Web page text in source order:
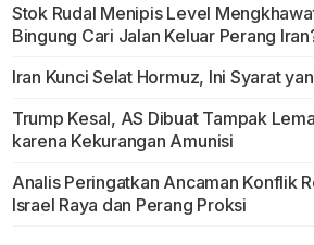
Stok Rudal Menipis Level
Bingung Cari Jalan Keluar Perang
Iran Kunci Selat Hormuz, Ini Syarat
Trump Kesal, AS Dibuat Tampak
karena Kekurangan Amunisi
Analis Peringatkan Ancaman Konflik
Israel Raya dan Perang Proksi